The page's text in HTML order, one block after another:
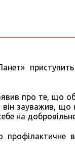
про те, що
він зауважив,
на